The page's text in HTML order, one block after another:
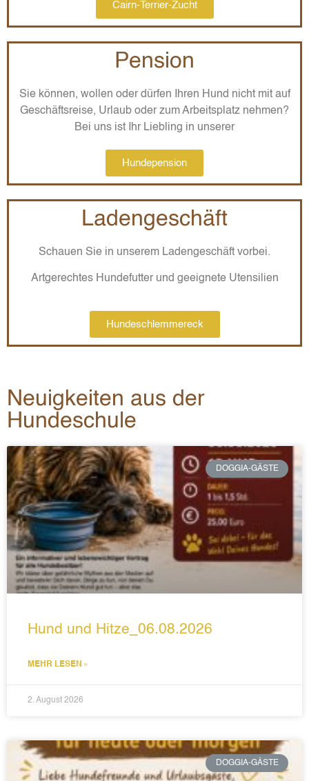
Cairn-Terrier-Zucht
Pension
Sie können, wollen oder dürfen Ihren Hund nicht mit auf
Geschäftsreise, Urlaub oder zum Arbeitsplatz nehmen?
Bei uns ist Ihr Liebling in unserer
Hundepension
Ladengeschäft
Schauen Sie in unserem Ladengeschäft vorbei.
Artgerechtes Hundefutter und geeignete Utensilien
Hundeschlemmereck
Neuigkeiten aus der
Hundeschule
DOGGIA-GÄSTE
Hund und Hitze_06.08.2026
MEHR LESEN »
2. August 2026
DOGGIA-GÄSTE